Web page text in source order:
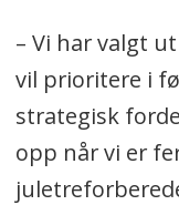
– Vi har valgt
vil prioritere i
strategisk
opp når vi er